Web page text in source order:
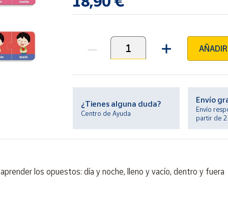
Unidades
¿Tienes alguna duda?
Centro de Ayuda
Envío
Envío
partir de
los opuestos: día y noche, lleno y vacío, dentro y fuera